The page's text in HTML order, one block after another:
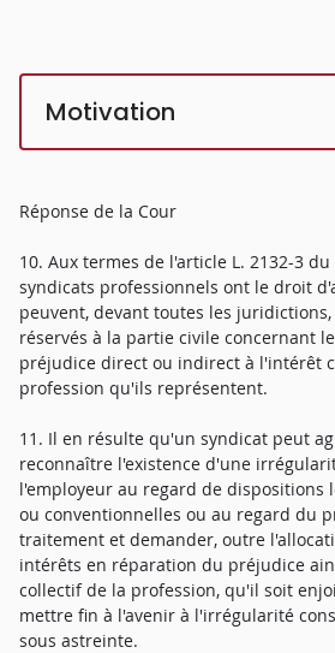
Motivation
Réponse de la Cour
10. Aux termes de l'article L. 2132-3
syndicats professionnels ont le droit
peuvent, devant toutes les
réservés à la partie civile concernant
préjudice direct ou indirect à l'intérêt
profession qu'ils représentent.
11. Il en résulte qu'un syndicat peut
reconnaître l'existence d'une
l'employeur au regard de dispositions
ou conventionnelles ou au regard du
traitement et demander, outre
intérêts en réparation du préjudice
collectif de la profession, qu'il soit
mettre fin à l'avenir à l'irrégularité
sous astreinte.